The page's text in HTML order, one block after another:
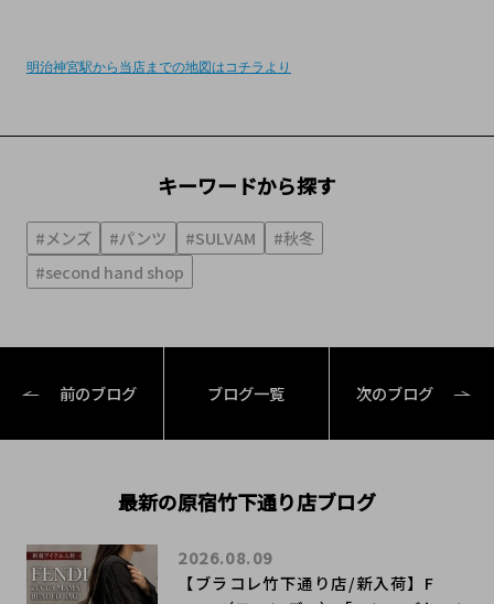
明治神宮駅から当店までの地図はコチラより
キーワードから探す
#メンズ #パンツ #SULVAM
#秋冬
#second hand shop
前のブログ ブログ一覧 次のブログ
最新の原宿竹下通り店ブログ
【ブラコレ竹下通り店/新入荷】F
2026.08.09